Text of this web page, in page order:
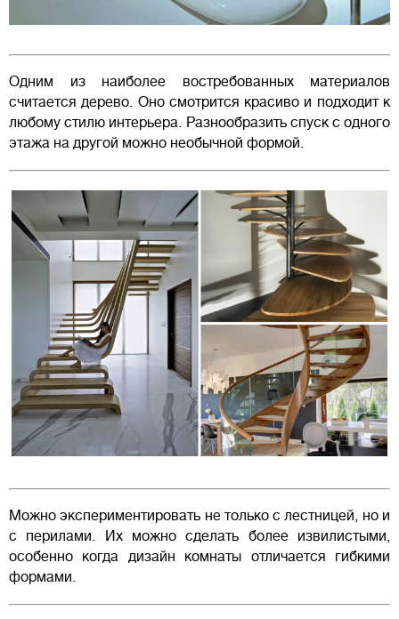
Одним из наиболее востребованных материалов
считается дерево. Оно смотрится красиво и подходит к
любому стилю интерьера. Разнообразить спуск с одного
этажа на другой можно необычной формой.
Можно экспериментировать не только с лестницей, но и
с перилами. Их можно сделать более извилистыми,
особенно когда дизайн комнаты отличается гибкими
формами.